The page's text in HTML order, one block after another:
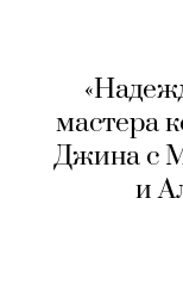
мастера
Джина с
и